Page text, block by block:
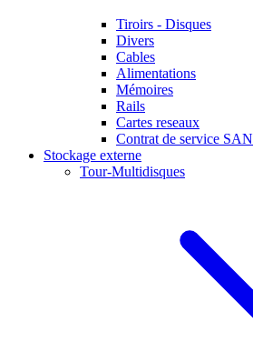
Tiroirs - Disques
Divers
Cables
Alimentations
Mémoires
Rails
Cartes reseaux
Contrat de service SAN
Stockage externe
Tour-Multidisques